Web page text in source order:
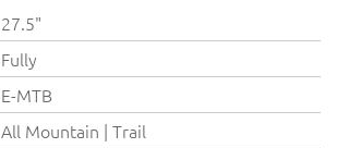
27.5"
Fully
E-MTB
All Mountain | Trail